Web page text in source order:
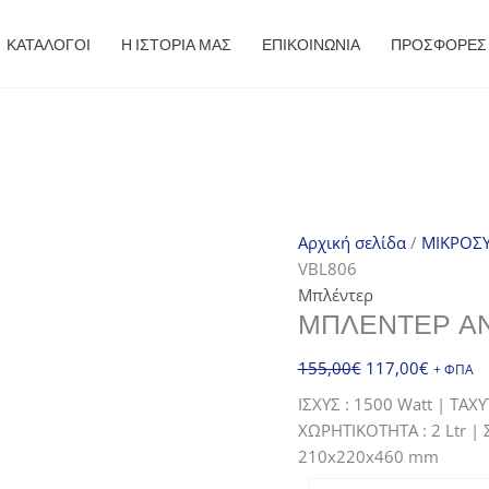
ΚΑΤΑΛΟΓΟΙ Η ΙΣΤΟΡΙΑ ΜΑΣ ΕΠΙΚΟΙΝΩΝΙΑ ΠΡΟΣΦΟΡΈΣ
Αρχική σελίδα/
VBL806
Μπλέντερ
ΜΠΛΈΝΤΕΡ
155,00€ Original
117,00€Η
τιμή
+ ΦΠΑ
ΙΣΧΥΣ : 1500 Watt |
ΧΩΡΗΤΙΚΟΤΗΤΑ : 2 Ltr |
210x220x460 mm